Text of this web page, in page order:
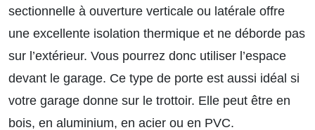
sectionnelle à ouverture verticale ou latérale offre
une excellente isolation thermique et ne déborde pas
sur l’extérieur. Vous pourrez donc utiliser l’espace
devant le garage. Ce type de porte est aussi idéal si
votre garage donne sur le trottoir. Elle peut être en
bois, en aluminium, en acier ou en PVC.